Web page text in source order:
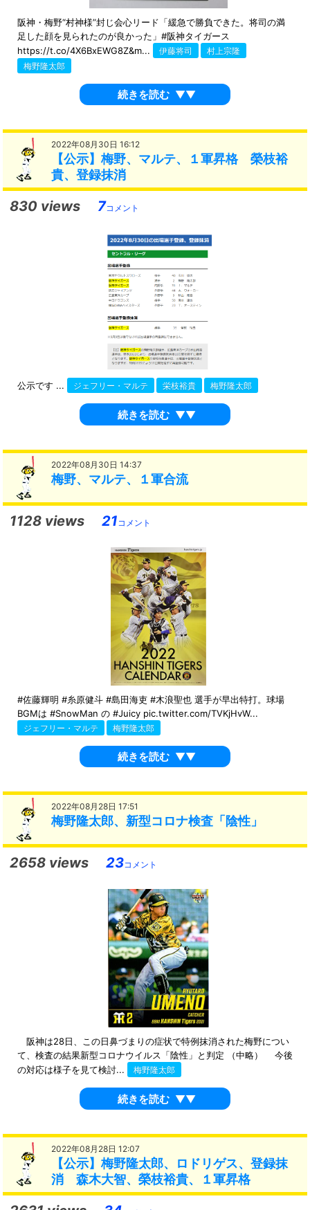
阪神・梅野“村神様”封じ会心リード「緩急で勝負できた。将司の満
足した顔を見られたのが良かった」#阪神タイガース
https://t.co/4X6BxEWG8Z&m...
伊藤将司
村上宗隆
梅野隆太郎
続きを読む ▼▼
2022年08月30日 16:12
【公示】梅野、マルテ、１軍昇格 榮枝裕
貴、登録抹消
830 views 7コメント
公示です ... ジェフリー・マルテ 栄枝裕貴 梅野隆太郎
続きを読む ▼▼
2022年08月30日 14:37
梅野、マルテ、１軍合流
1128 views 21 コメント
#佐藤輝明 #糸原健斗 #島田海吏 #木浪聖也 選手が早出特打。球場
BGMは #SnowMan の #Juicy pic.twitter.com/TVKjHvW...
ジェフリー・マルテ 梅野隆太郎
続きを読む ▼▼
2022年08月28日 17:51
梅野隆太郎、新型コロナ検査「陰性」
2658 views 23コメント
阪神は28日、この日鼻づまりの症状で特例抹消された梅野につい
て、検査の結果新型コロナウイルス「陰性」と判定 （中略） 今後
の対応は様子を見て検討...
梅野隆太郎
続きを読む ▼▼
2022年08月28日 12:07
【公示】梅野隆太郎、ロドリゲス、登録抹
消 森木大智、榮枝裕貴、１軍昇格